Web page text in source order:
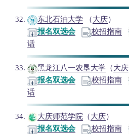
东北石油大学 （大庆）
报名双选会
校招指南
话
黑龙江八一农垦大学 （大庆
报名双选会
校招指南
话
大庆师范学院 （大庆）
报名双选会
校招指南